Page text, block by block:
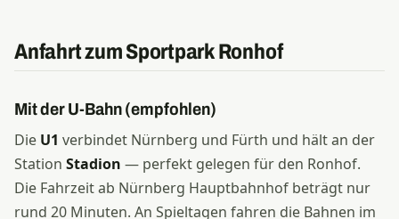
Anfahrt zum Sportpark Ronhof
Mit der U-Bahn (empfohlen)
Die U1 verbindet Nürnberg und Fürth und hält an der
Station Stadion — perfekt gelegen für den Ronhof.
Die Fahrzeit ab Nürnberg Hauptbahnhof beträgt nur
rund 20 Minuten. An Spieltagen fahren die Bahnen im